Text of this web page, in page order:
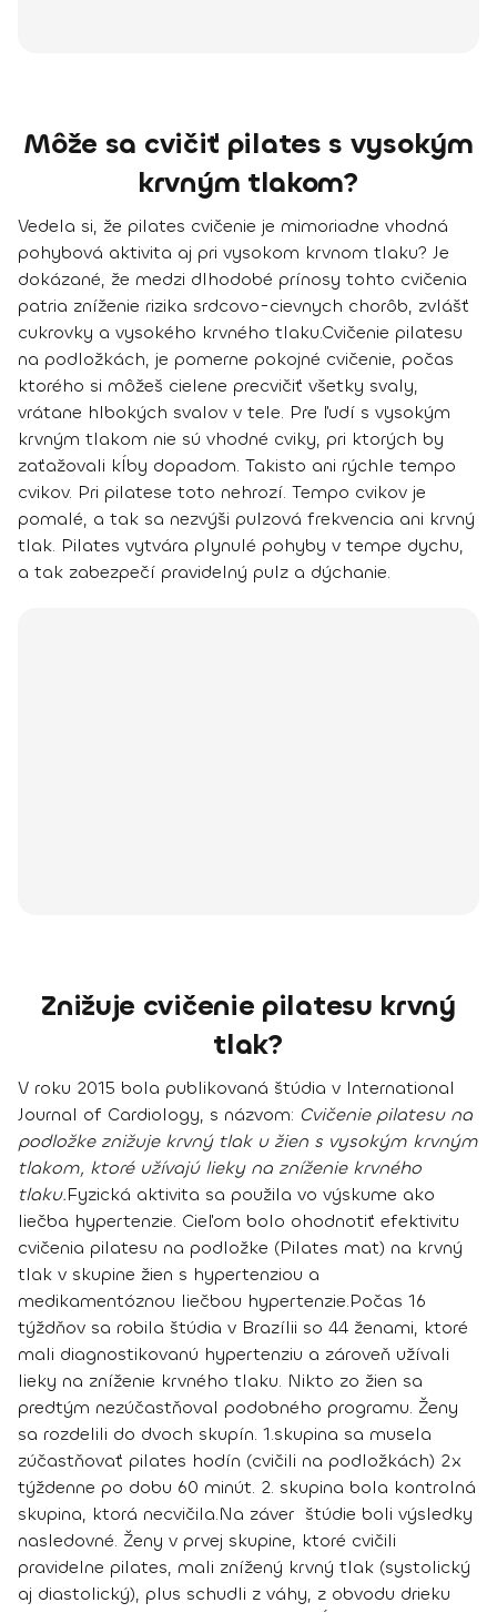
Môže sa cvičiť pilates s vysokým
krvným tlakom?
Vedela si, že pilates cvičenie je mimoriadne vhodná
pohybová aktivita aj pri vysokom krvnom tlaku? Je
dokázané, že medzi dlhodobé prínosy tohto cvičenia
patria zníženie rizika srdcovo-cievnych chorôb, zvlášť
cukrovky a vysokého krvného tlaku.Cvičenie pilatesu
na podložkách, je pomerne pokojné cvičenie, počas
ktorého si môžeš cielene precvičiť všetky svaly,
vrátane hlbokých svalov v tele. Pre ľudí s vysokým
krvným tlakom nie sú vhodné cviky, pri ktorých by
zaťažovali kĺby dopadom. Takisto ani rýchle tempo
cvikov. Pri pilatese toto nehrozí. Tempo cvikov je
pomalé, a tak sa nezvýši pulzová frekvencia ani krvný
tlak. Pilates vytvára plynulé pohyby v tempe dychu,
a tak zabezpečí pravidelný pulz a dýchanie.
Znižuje cvičenie pilatesu krvný
tlak?
V roku 2015 bola publikovaná štúdia v International
Journal of Cardiology, s názvom: Cvičenie pilatesu na
podložke znižuje krvný tlak u žien s vysokým krvným
tlakom, ktoré užívajú lieky na zníženie krvného
tlaku.Fyzická aktivita sa použila vo výskume ako
liečba hypertenzie. Cieľom bolo ohodnotiť efektivitu
cvičenia pilatesu na podložke (Pilates mat) na krvný
tlak v skupine žien s hypertenziou a
medikamentóznou liečbou hypertenzie.Počas 16
týždňov sa robila štúdia v Brazílii so 44 ženami, ktoré
mali diagnostikovanú hypertenziu a zároveň užívali
lieky na zníženie krvného tlaku. Nikto zo žien sa
predtým nezúčastňoval podobného programu. Ženy
sa rozdelili do dvoch skupín. 1.skupina sa musela
zúčastňovať pilates hodín (cvičili na podložkách) 2x
týždenne po dobu 60 minút. 2. skupina bola kontrolná
skupina, ktorá necvičila.Na záver štúdie boli výsledky
nasledovné. Ženy v prvej skupine, ktoré cvičili
pravidelne pilates, mali znížený krvný tlak (systolický
aj diastolický), plus schudli z váhy, z obvodu drieku